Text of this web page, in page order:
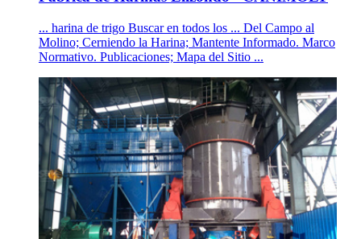
... harina de trigo Buscar en todos los ... Del Campo al
Molino; Cerniendo la Harina; Mantente Informado. Marco
Normativo. Publicaciones; Mapa del Sitio ...